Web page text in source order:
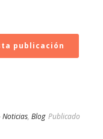
publicación
Noticias, Blog Publicado